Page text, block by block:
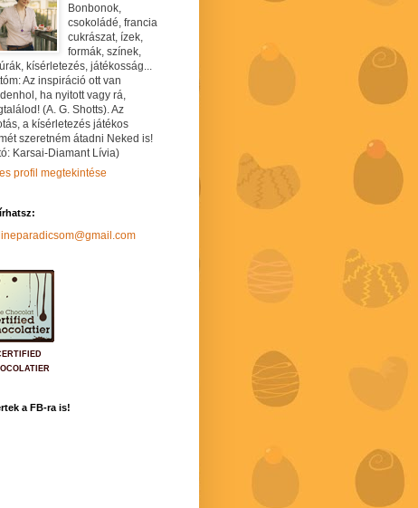
Bonbonok,
csokoládé, francia
cukrászat, ízek,
formák, színek,
kísérletezés, játékosság...
Az inspiráció ott van
ha nyitott vagy rá,
(A. G. Shotts). Az
a kísérletezés játékos
szeretném átadni Neked is!
Karsai-Diamant Lívia)
profil megtekintése
a FB-ra is!